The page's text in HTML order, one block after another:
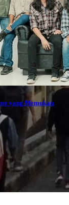
yang Memukau